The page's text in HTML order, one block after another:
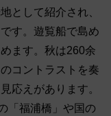
として紹介され、
す。遊覧船で島め
ます。秋は260余
コントラストを奏
応えがあります。
「福浦橋」や国の